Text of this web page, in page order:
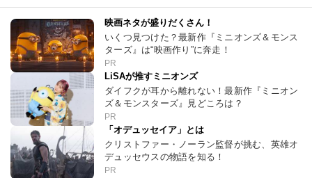
映画ネタが盛りだくさん！
いくつ見つけた？最新作『ミニオンズ＆モンス
ターズ』は“映画作り”に奔走！
PR
LiSAが推すミニオンズ
ダイフクが耳から離れない！最新作『ミニオン
ズ＆モンスターズ』見どころは？
PR
「オデュッセイア」とは
クリストファー・ノーラン監督が挑む、英雄オ
デュッセウスの物語を知る！
PR